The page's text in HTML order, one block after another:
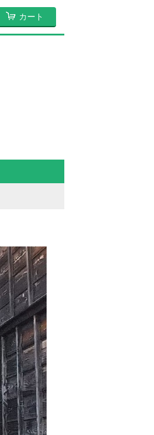
カート